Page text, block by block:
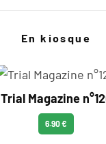
En kiosque
Trial Magazine
6.90 €